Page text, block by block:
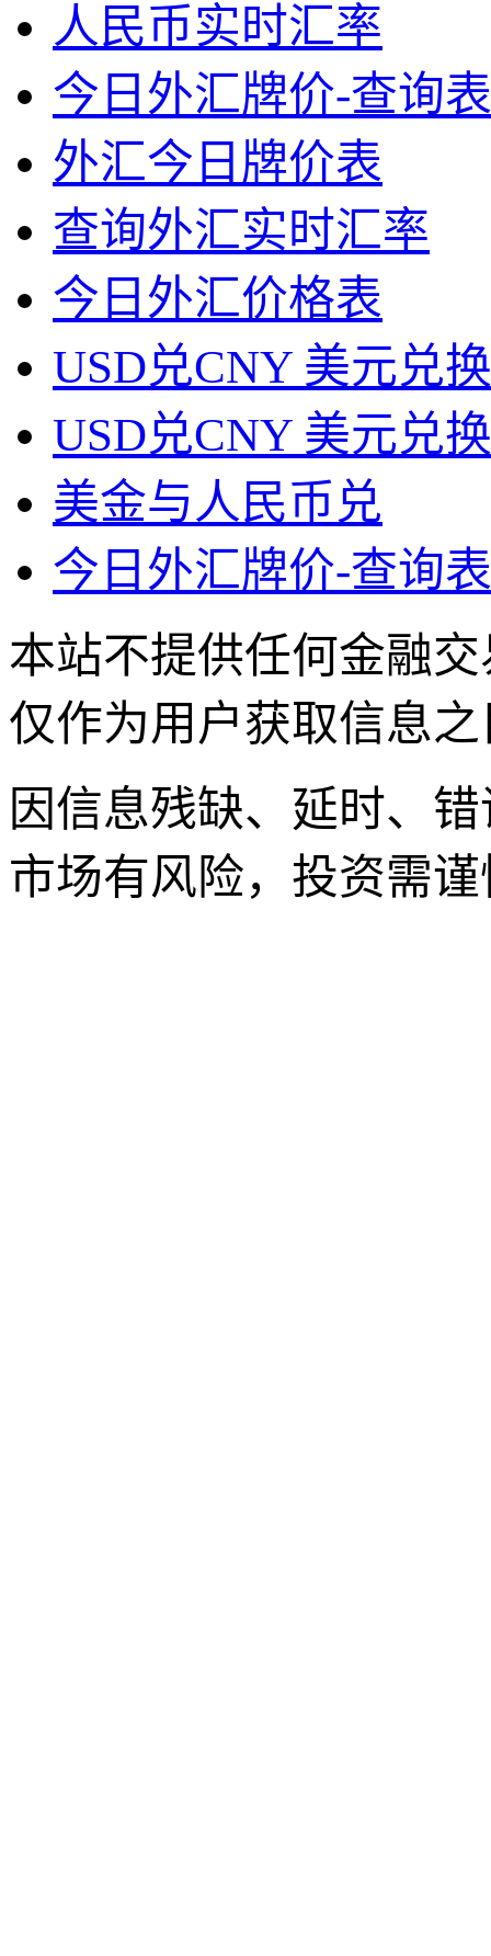
人民币实时汇率
今日外汇牌价-查询
外汇今日牌价表
查询外汇实时汇率
今日外汇价格表
USD兑CNY 美元兑
USD兑CNY 美元兑
美金与人民币兑
今日外汇牌价-查询
本站不提供任何金融
仅作为用户获取信息
因信息残缺、延时、
市场有风险，投资需